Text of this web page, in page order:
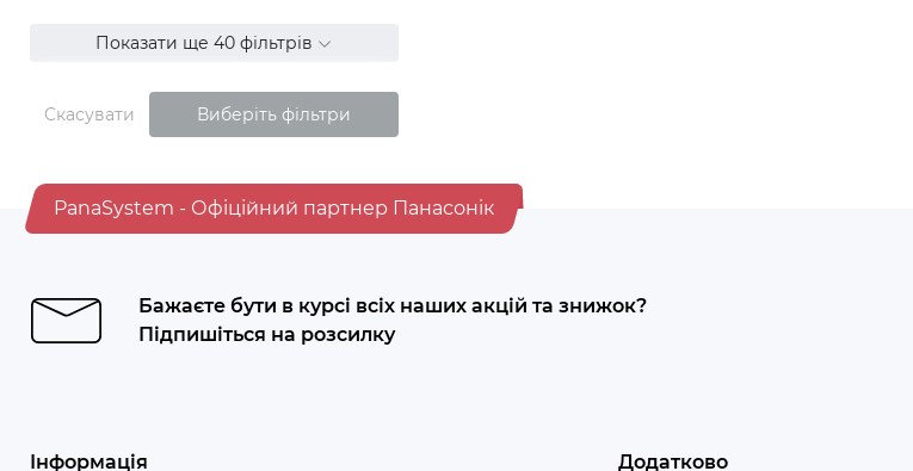
Показати ще 40 фільтрів
Скасувати Виберіть фільтри
PanaSystem - Офіційний партнер Панасонік
Бажаєте бути в курсі всіх наших акцій та знижок?
Підпишіться на розсилку
Інформація Додатково